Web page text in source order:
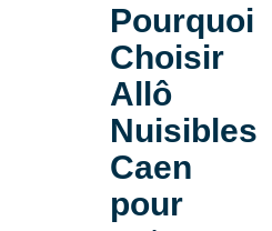
Pourquoi
Choisir
Allô
Nuisibles
Caen
pour